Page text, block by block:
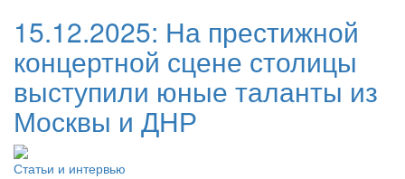
15.12.2025: На престижной
концертной сцене столицы
выступили юные таланты из
Москвы и ДНР
Статьи и интервью